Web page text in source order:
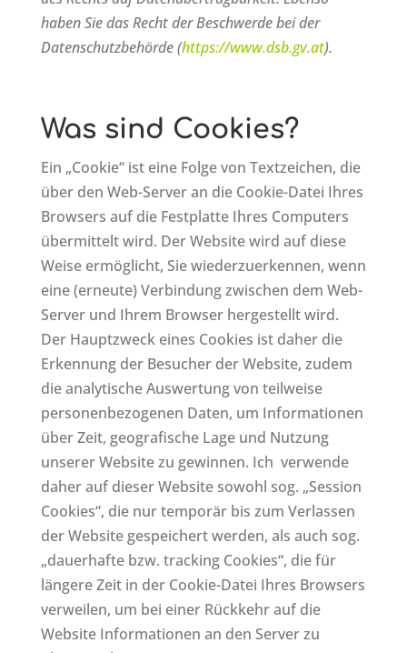
haben Sie das Recht der Beschwerde bei der
Datenschutzbehörde (https://www.dsb.gv.at).
Was sind Cookies?
Ein „Cookie“ ist eine Folge von Textzeichen, die
über den Web-Server an die Cookie-Datei Ihres
Browsers auf die Festplatte Ihres Computers
übermittelt wird. Der Website wird auf diese
Weise ermöglicht, Sie wiederzuerkennen, wenn
eine (erneute) Verbindung zwischen dem Web-
Server und Ihrem Browser hergestellt wird.
Der Hauptzweck eines Cookies ist daher die
Erkennung der Besucher der Website, zudem
die analytische Auswertung von teilweise
personenbezogenen Daten, um Informationen
über Zeit, geografische Lage und Nutzung
unserer Website zu gewinnen. Ich verwende
daher auf dieser Website sowohl sog. „Session
Cookies“, die nur temporär bis zum Verlassen
der Website gespeichert werden, als auch sog.
„dauerhafte bzw. tracking Cookies“, die für
längere Zeit in der Cookie-Datei Ihres Browsers
verweilen, um bei einer Rückkehr auf die
Website Informationen an den Server zu